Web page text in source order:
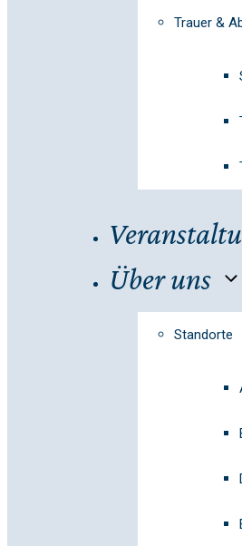
Trauer &
Über uns
Standorte